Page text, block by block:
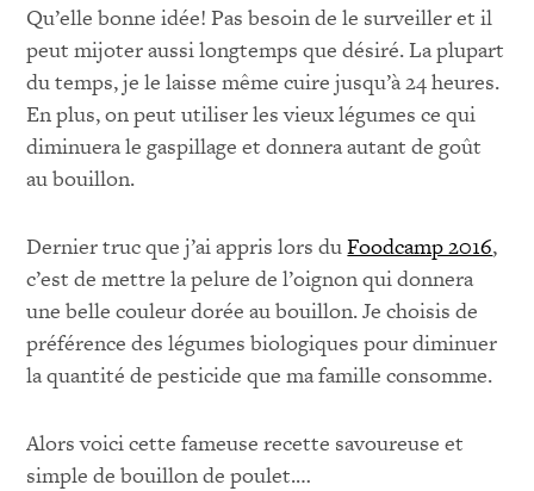
Qu’elle bonne idée! Pas besoin de le surveiller et il
peut mijoter aussi longtemps que désiré. La plupart
du temps, je le laisse même cuire jusqu’à 24 heures.
En plus, on peut utiliser les vieux légumes ce qui
diminuera le gaspillage et donnera autant de goût
au bouillon.
Dernier truc que j’ai appris lors duFoodcamp 2016,
c’est de mettre la pelure de l’oignon qui donnera
une belle couleur dorée au bouillon. Je choisis de
préférence des légumes biologiques pour diminuer
la quantité de pesticide que ma famille consomme.
Alors voici cette fameuse recette savoureuse et
simple de bouillon de poulet.…